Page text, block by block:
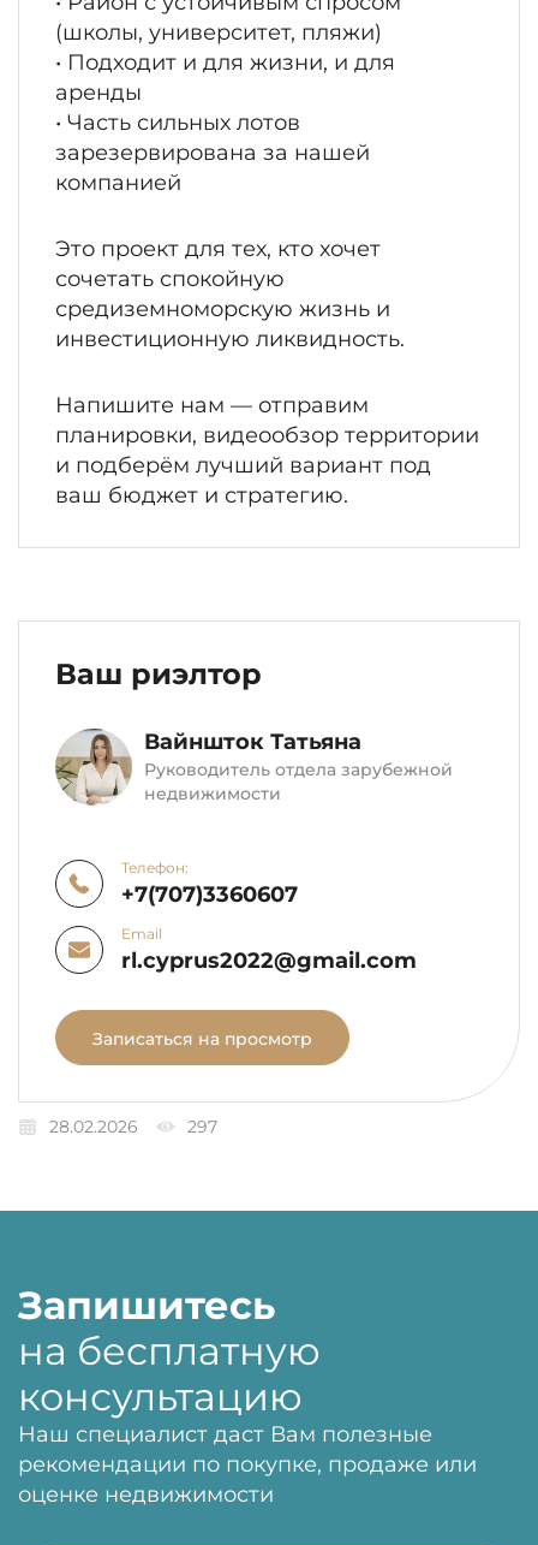
(школы, университет, пляжи)
• Подходит и для жизни, и для
аренды
• Часть сильных лотов
зарезервирована за нашей
компанией
Это проект для тех, кто хочет
сочетать спокойную
средиземноморскую жизнь и
инвестиционную ликвидность.
Напишите нам — отправим
планировки, видеообзор территории
и подберём лучший вариант под
ваш бюджет и стратегию.
Ваш риэлтор
Вайншток Татьяна
Руководитель отдела зарубежной
недвижимости
Телефон:
+7(707)3360607
Email
rl.cyprus2022@gmail.com
Записаться на просмотр
28.02.2026 297
Запишитесь
на бесплатную
консультацию
Наш специалист даст Вам полезные
рекомендации по покупке, продаже или
оценке недвижимости